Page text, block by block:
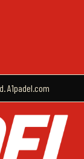
A1padel.com